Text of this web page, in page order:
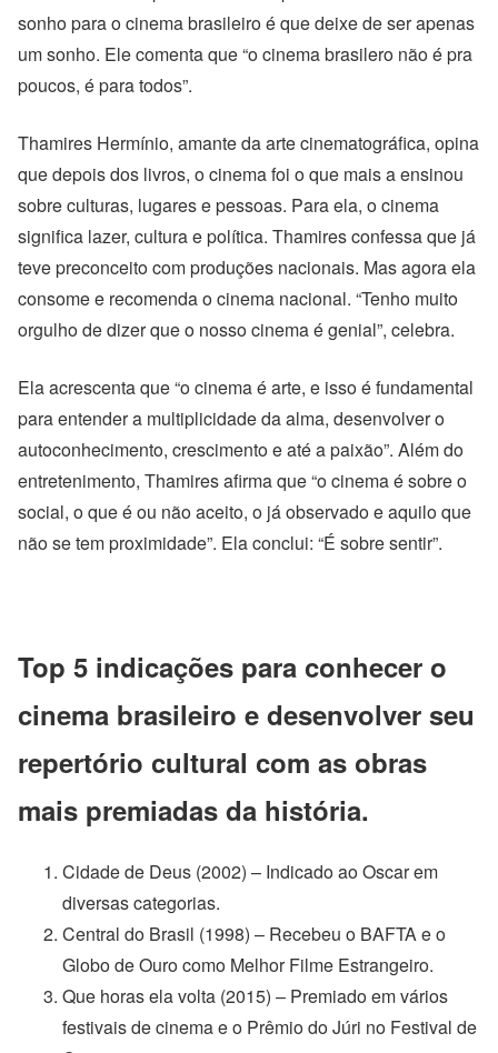
sonho para o cinema brasileiro é que deixe de ser apenas
um sonho. Ele comenta que “o cinema brasilero não é pra
poucos, é para todos”.
Thamires Hermínio, amante da arte cinematográfica, opina
que depois dos livros, o cinema foi o que mais a ensinou
sobre culturas, lugares e pessoas. Para ela, o cinema
significa lazer, cultura e política. Thamires confessa que já
teve preconceito com produções nacionais. Mas agora ela
consome e recomenda o cinema nacional. “Tenho muito
orgulho de dizer que o nosso cinema é genial”, celebra.
Ela acrescenta que “o cinema é arte, e isso é fundamental
para entender a multiplicidade da alma, desenvolver o
autoconhecimento, crescimento e até a paixão”. Além do
entretenimento, Thamires afirma que “o cinema é sobre o
social, o que é ou não aceito, o já observado e aquilo que
não se tem proximidade”. Ela conclui: “É sobre sentir”.
Top 5 indicações para conhecer o
cinema brasileiro e desenvolver seu
repertório cultural com as obras
mais premiadas da história.
Cidade de Deus (2002) – Indicado ao Oscar em
diversas categorias.
Central do Brasil (1998) – Recebeu o BAFTA e o
Globo de Ouro como Melhor Filme Estrangeiro.
Que horas ela volta (2015) – Premiado em vários
festivais de cinema e o Prêmio do Júri no Festival de